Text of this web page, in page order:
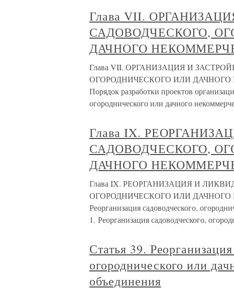
Глава VII.
САДОВОДЧЕСКОГО,
ДАЧНОГО
Глава VII. ОРГАНИЗАЦИЯ И
ОГОРОДНИЧЕСКОГО ИЛИ ДАЧНОГО
Порядок разработки проектов
огороднического или дачного
Глава IX.
САДОВОДЧЕСКОГО,
ДАЧНОГО
Глава IX. РЕОРГАНИЗАЦИЯ И
ОГОРОДНИЧЕСКОГО ИЛИ ДАЧНОГО
Реорганизация садоводческого,
1. Реорганизация садоводческого,
Статья 39.
огороднического или
объединения